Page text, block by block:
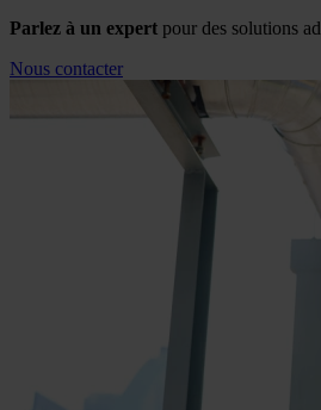
Parlez à un expert pour des solutions
Nous contacter